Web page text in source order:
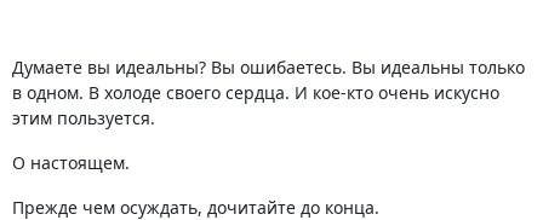
Думаете вы идеальны? Вы ошибаетесь. Вы идеальны только
в одном. В холоде своего сердца. И кое-кто очень искусно
этим пользуется.
О настоящем.
Прежде чем осуждать, дочитайте до конца.